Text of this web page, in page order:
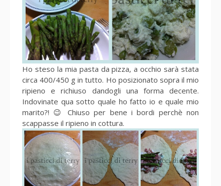
Ho steso la mia pasta da pizza, a occhio sarà stata
circa 400/450 g in tutto. Ho posizionato sopra il mio
ripieno e richiuso dandogli una forma decente.
Indovinate qua sotto quale ho fatto io e quale mio
marito?! 😉 Chiuso per bene i bordi perchè non
scappasse il ripieno in cottura.